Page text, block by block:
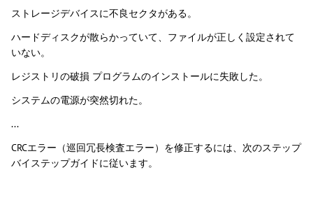
ストレージデバイスに不良セクタがある。
ハードディスクが散らかっていて、ファイルが正しく設定されて
いない。
レジストリの破損 プログラムのインストールに失敗した。
システムの電源が突然切れた。
...
CRCエラー（巡回冗長検査エラー）を修正するには、次のステップ
バイステップガイドに従います。